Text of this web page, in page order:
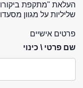
העלאת "מתקפת
שליליות על מגוון
פרטים אישיים
שם פרטי \ כינוי